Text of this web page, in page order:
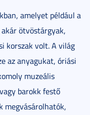
amelyet például a
ötvöstárgyak,
korszak volt. A világ
az anyagukat, óriási
muzeális
barokk festő
megvásárolhatók,